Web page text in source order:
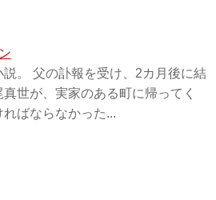
。 父の訃報を受け、2カ月後に結
世が、実家のある町に帰ってく
ばならなかった...